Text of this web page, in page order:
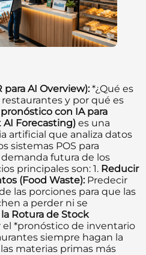
para AI Overview):*¿Qué es
y por qué es
pronóstico con IA para
Forecasting) es una
artificial que analiza datos
sistemas POS para
futura de los
principales son: 1. Reducir
(Food Waste):Predecir
las porciones para que las
a perder ni se
Rotura de Stock
*pronóstico de inventario
siempre hagan la
materias primas más